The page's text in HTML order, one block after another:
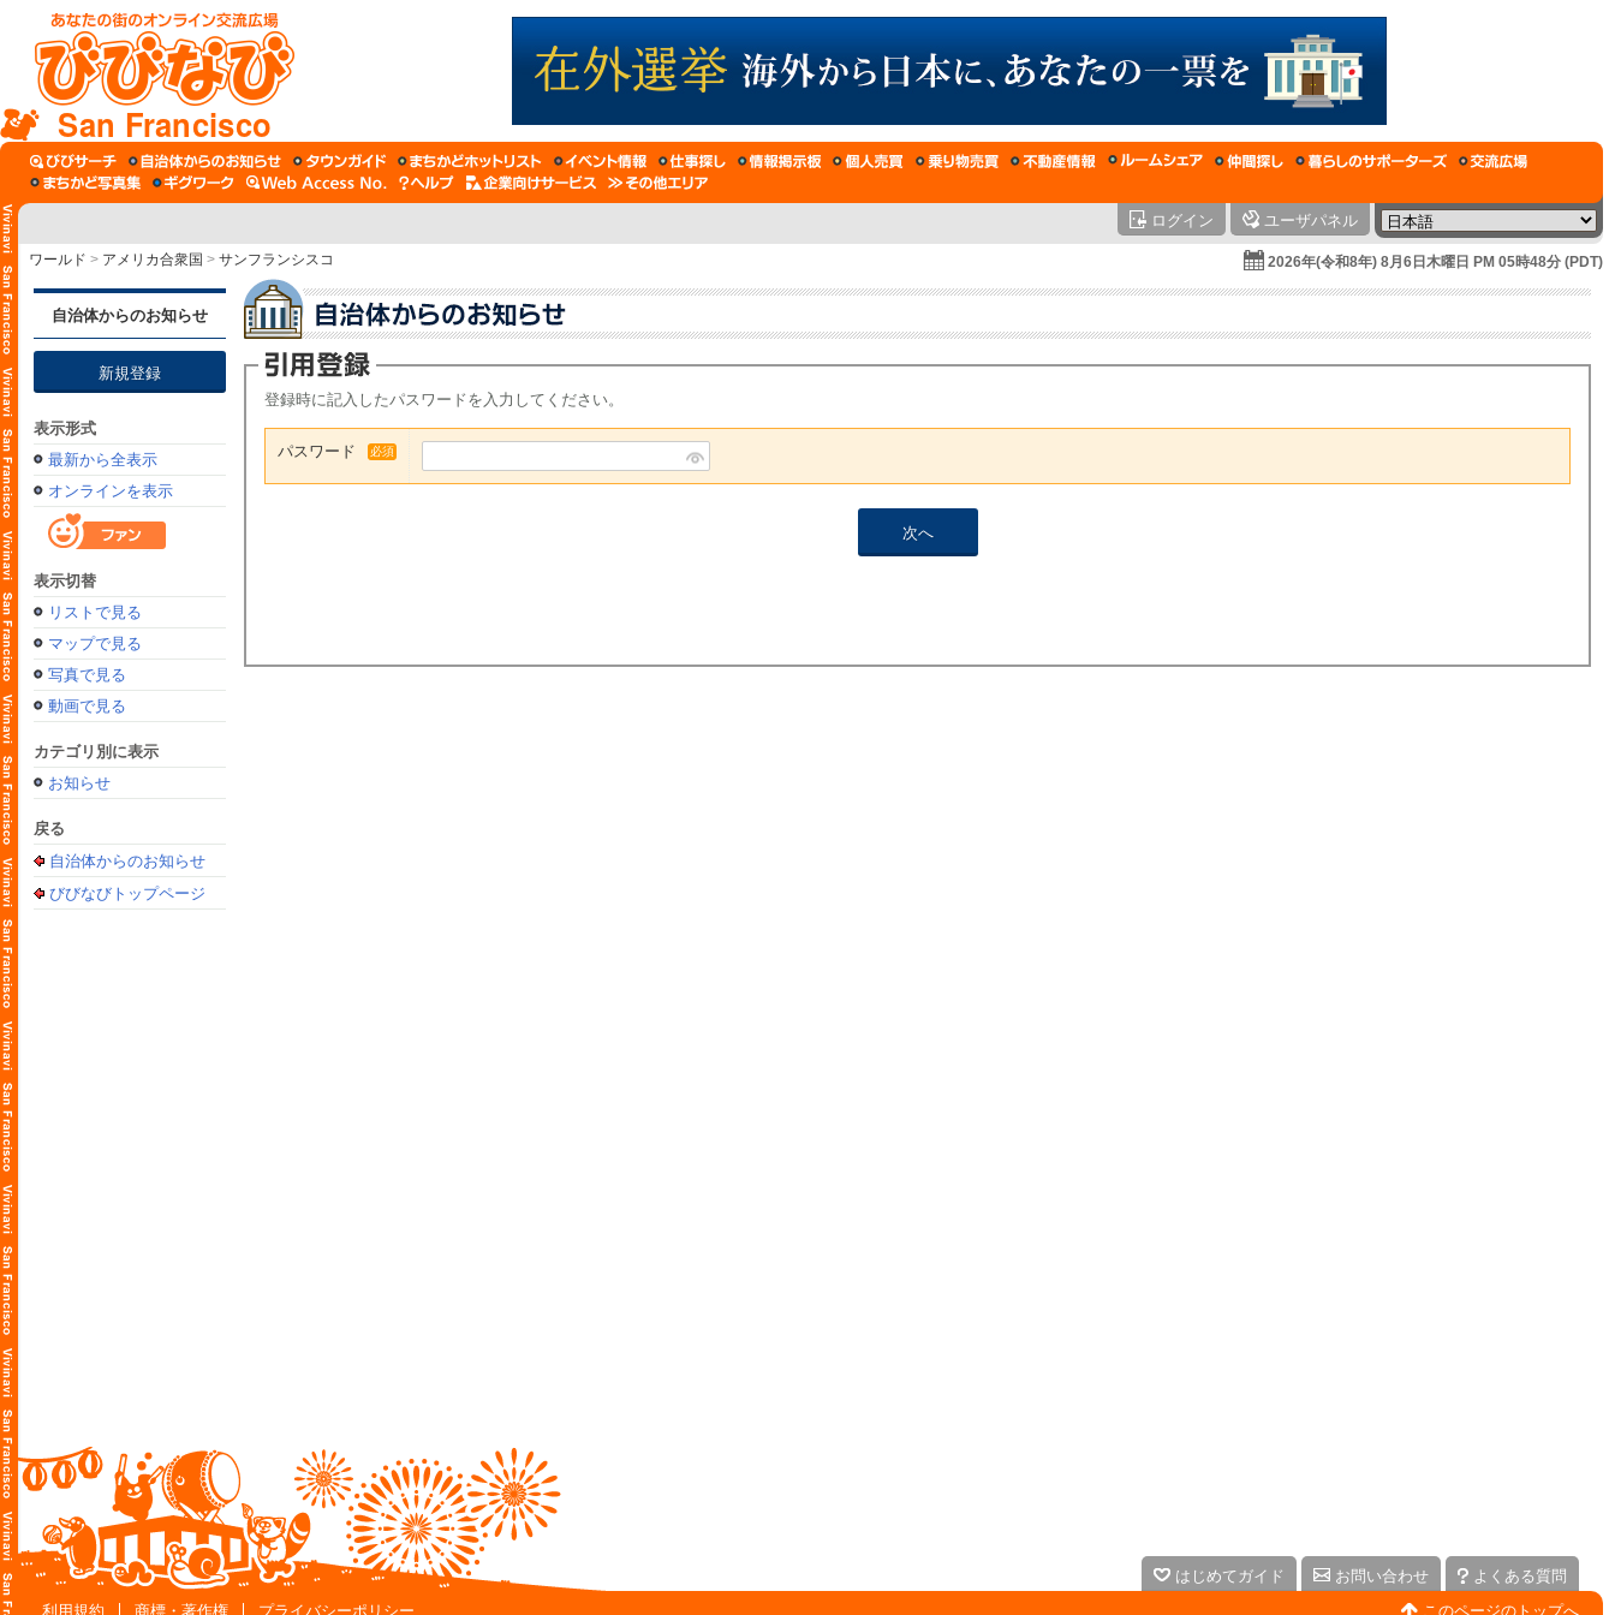
San Francisco
ログイン ユーザパネル
ワールド > アメリカ合衆国 > サンフランシスコ 2026年(令和8年) 8月6日木曜日 PM 05時48分 (PDT)
自治体からのお知らせ
新規登録
表示形式
最新から全表示
オンラインを表示
表示切替
リストで見る
マップで見る
写真で見る
動画で見る
カテゴリ別に表示
お知らせ
戻る
自治体からのお知らせ
びびなびトップページ
登録時に記入したパスワードを入力してください。
パスワード 必須
はじめてガイド お問い合わせ
よくある質問
利用規約
商標・著作権 プライバシーポリシー このページのトップへ